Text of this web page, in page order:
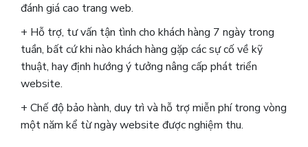
đánh giá cao trang web.
+ Hỗ trợ, tư vấn tận tình cho khách hàng 7 ngày trong
tuần, bất cứ khi nào khách hàng gặp các sự cố về kỹ
thuật, hay định hướng ý tưởng nâng cấp phát triển
website.
+ Chế độ bảo hành, duy trì và hỗ trợ miễn phí trong vòng
một năm kể từ ngày website được nghiệm thu.